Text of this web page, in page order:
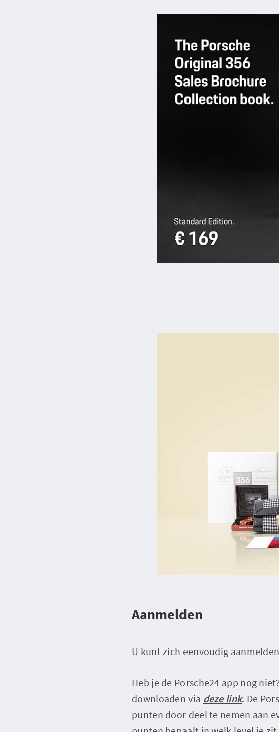
Aanmelden
U kunt zich eenvoudig
Heb je de Porsche24 app nog
downloaden via deze link. De
punten door deel te nemen aan